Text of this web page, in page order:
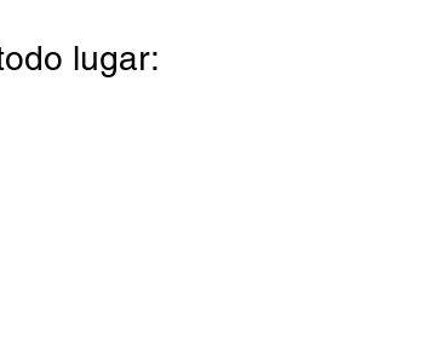
lugar: